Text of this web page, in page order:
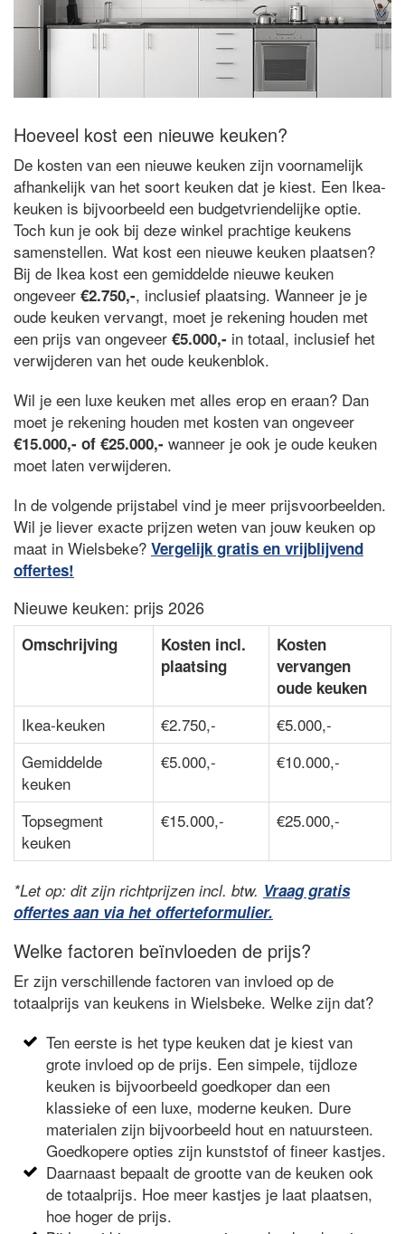
Hoeveel kost een nieuwe keuken?
De kosten van een nieuwe keuken zijn voornamelijk
afhankelijk van het soort keuken dat je kiest. Een Ikea-
keuken is bijvoorbeeld een budgetvriendelijke optie.
Toch kun je ook bij deze winkel prachtige keukens
samenstellen. Wat kost een nieuwe keuken plaatsen?
Bij de Ikea kost een gemiddelde nieuwe keuken
ongeveer €2.750,-, inclusief plaatsing. Wanneer je je
oude keuken vervangt, moet je rekening houden met
een prijs van ongeveer €5.000,- in totaal, inclusief het
verwijderen van het oude keukenblok.
Wil je een luxe keuken met alles erop en eraan? Dan
moet je rekening houden met kosten van ongeveer
€15.000,- of €25.000,- wanneer je ook je oude keuken
moet laten verwijderen.
In de volgende prijstabel vind je meer prijsvoorbeelden.
Wil je liever exacte prijzen weten van jouw keuken op
maat in Wielsbeke? Vergelijk gratis en vrijblijvend
offertes!
Nieuwe keuken: prijs 2026
Omschrijving
Kosten incl.
plaatsing
Kosten
vervangen
oude keuken
Ikea-keuken €2.750,-
€5.000,-
Gemiddelde
keuken
€5.000,- €10.000,-
Topsegment
keuken
€15.000,- €25.000,-
*Let op: dit zijn richtprijzen incl. btw. Vraag gratis
offertes aan via het offerteformulier.
Welke factoren beïnvloeden de prijs?
Er zijn verschillende factoren van invloed op de
totaalprijs van keukens in Wielsbeke. Welke zijn dat?
Ten eerste is het type keuken dat je kiest van
grote invloed op de prijs. Een simpele, tijdloze
keuken is bijvoorbeeld goedkoper dan een
klassieke of een luxe, moderne keuken. Dure
materialen zijn bijvoorbeeld hout en natuursteen.
Goedkopere opties zijn kunststof of fineer kastjes.
Daarnaast bepaalt de grootte van de keuken ook
de totaalprijs. Hoe meer kastjes je laat plaatsen,
hoe hoger de prijs.